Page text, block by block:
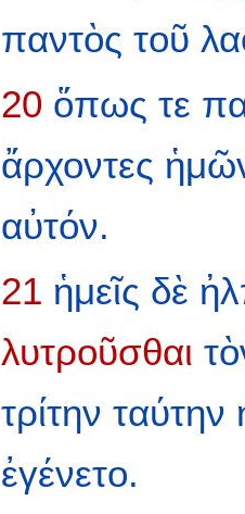
παντὸς τοῦ
20 ὅπως τε
ἄρχοντες
αὐτόν.
21 ἡμεῖς δὲ
λυτροῦσθαι
τρίτην ταύτην
ἐγένετο.